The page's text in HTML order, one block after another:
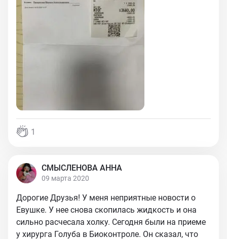
1
СМЫСЛЕНОВА АННА
09 марта 2020
Дорогие Друзья! У меня неприятные новости о
Евушке. У нее снова скопилась жидкость и она
сильно расчесала холку. Сегодня были на приеме
у хирурга Голуба в Биоконтроле. Он сказал, что